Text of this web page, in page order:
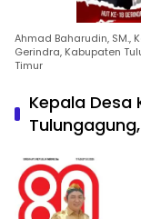
Ahmad Baharudin, SM.,
Gerindra, Kabupaten
Timur
Kepala Desa